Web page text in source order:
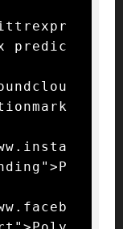
predic